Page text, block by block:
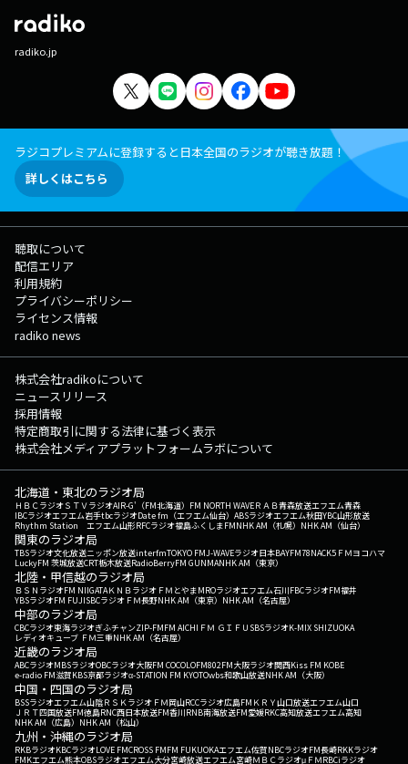
radiko.jp
ラジコプレミアムに登録すると日本全国のラジオが聴き放題！
詳しくはこちら
聴取について
配信エリア
利用規約
プライバシーポリシー
ライセンス情報
radiko news
株式会社radikoについて
ニュースリリース
採用情報
特定商取引に関する法律に基づく表示
株式会社メディアプラットフォームラボについて
北海道・東北のラジオ局
ＨＢＣラジオＳＴＶラジオAIR-G'（FM北海道） FM NORTH WAVEＲＡＢ青森放送エフエム青森
IBCラジオエフエム岩手tbcラジオDate fm（エフエム仙台） ABSラジオエフエム秋田YBC山形放送
Rhythm Station エフエム山形RFCラジオ福島ふくしまFMNHK AM（札幌） NHK AM（仙台）
関東のラジオ局
TBSラジオ文化放送ニッポン放送interfmTOKYO FMJ-WAVEラジオ日本BAYFM78NACK5 ＦＭヨコハマ
LuckyFM 茨城放送CRT栃木放送RadioBerryFM GUNMANHK AM（東京）
北陸・甲信越のラジオ局
ＢＳＮラジオFM NIIGATAＫＮＢラジオ ＦＭとやまMROラジオエフエム石川FBCラジオFM福井
YBSラジオFM FUJISBCラジオ ＦＭ長野NHK AM（東京） NHK AM（名古屋）
中部のラジオ局
CBCラジオ東海ラジオぎふチャンZIP-FMFM AICHI ＦＭ ＧＩＦＵ SBSラジオK-MIX SHIZUOKA
レディオキューブ ＦＭ三重NHK AM（名古屋）
近畿のラジオ局
ABCラジオMBSラジオOBCラジオ大阪FM COCOLOFM802FM大阪ラジオ関西Kiss FM KOBE
e-radio FM滋賀KBS京都ラジオα-STATION FM KYOTOwbs和歌山放送NHK AM（大阪）
中国・四国のラジオ局
BSSラジオエフエム山陰ＲＳＫラジオ ＦＭ岡山RCCラジオ広島FM ＫＲＹ山口放送エフエム山口
ＪＲＴ四国放送FM徳島RNC西日本放送FM香川RNB南海放送FM愛媛RKC高知放送エフエム高知
NHK AM（広島） NHK AM（松山）
九州・沖縄のラジオ局
RKBラジオKBCラジオLOVE FMCROSS FMFM FUKUOKAエフエム佐賀NBCラジオFM長崎RKKラジオ
FMKエフエム熊本OBSラジオエフエム大分宮崎放送エフエム宮崎ＭＢＣラジオμＦＭRBCiラジオ